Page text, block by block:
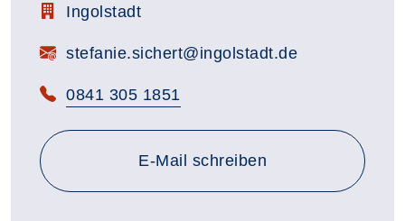
Zimmerbezeichnung:
Ingolstadt
E-Mail:stefanie.sichert@ingolstadt.de
Telefon:
0841 305 1851
E-Mail schreiben